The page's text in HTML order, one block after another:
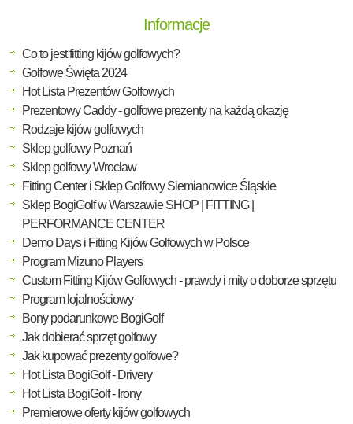
Informacje
Co to jest fitting kijów golfowych?
Golfowe Święta 2024
Hot Lista Prezentów Golfowych
Prezentowy Caddy - golfowe prezenty na każdą okazję
Rodzaje kijów golfowych
Sklep golfowy Poznań
Sklep golfowy Wrocław
Fitting Center i Sklep Golfowy Siemianowice Śląskie
Sklep BogiGolf w Warszawie SHOP | FITTING |
PERFORMANCE CENTER
Demo Days i Fitting Kijów Golfowych w Polsce
Program Mizuno Players
Custom Fitting Kijów Golfowych - prawdy i mity o doborze sprzętu
Program lojalnościowy
Bony podarunkowe BogiGolf
Jak dobierać sprzęt golfowy
Jak kupować prezenty golfowe?
Hot Lista BogiGolf - Drivery
Hot Lista BogiGolf - Irony
Premierowe oferty kijów golfowych